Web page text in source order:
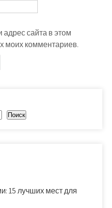
сайта в этом
моих комментариев.
Поиск
15 лучших мест для